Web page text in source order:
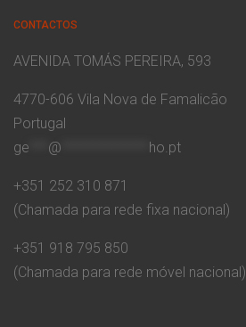
CONTACTOS
AVENIDA TOMÁS PEREIRA, 593
4770-606 Vila Nova de Famalicão
Portugal
ge
@ ho.pt
+351 252 310 871
(Chamada para rede fixa nacional)
+351 918 795 850
(Chamada para rede móvel nacional)